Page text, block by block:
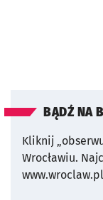
BĄDŹ NA
Kliknij
Wrocławiu.